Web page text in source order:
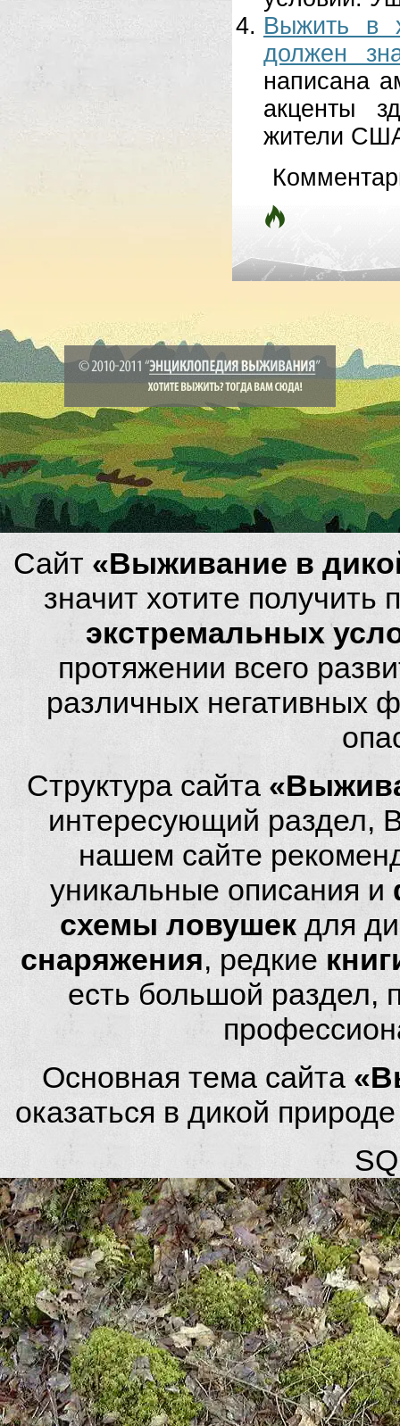
Выжить в
должен
написана
акценты
жители
Сайт «Выживание в
значит хотите
экстремальных
протяжении всего
различных негативных
Структура сайта
интересующий раздел,
нашем сайте
уникальные описания и
схемы ловушек для
снаряжения, редкие
есть большой
Основная тема сайта
оказаться в дикой